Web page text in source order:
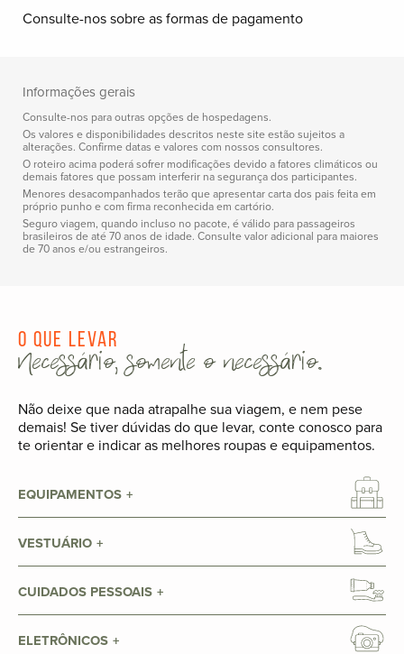
Consulte-nos sobre as formas de pagamento
Informações gerais
Consulte-nos para outras opções de hospedagens.
Os valores e disponibilidades descritos neste site estão sujeitos a
alterações. Confirme datas e valores com nossos consultores.
O roteiro acima poderá sofrer modificações devido a fatores climáticos ou
demais fatores que possam interferir na segurança dos participantes.
Menores desacompanhados terão que apresentar carta dos pais feita em
próprio punho e com firma reconhecida em cartório.
Seguro viagem, quando incluso no pacote, é válido para passageiros
brasileiros de até 70 anos de idade. Consulte valor adicional para maiores
de 70 anos e/ou estrangeiros.
O que levar
Necessário, somente o necessário.
Não deixe que nada atrapalhe sua viagem, e nem pese
demais! Se tiver dúvidas do que levar, conte conosco para
te orientar e indicar as melhores roupas e equipamentos.
EQUIPAMENTOS
VESTUÁRIO
CUIDADOS PESSOAIS
ELETRÔNICOS